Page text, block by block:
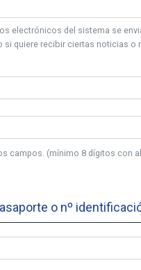
electrónicos del sistema se
quiere recibir ciertas noticias
campos. (mínimo 8 dígitos con
o nº